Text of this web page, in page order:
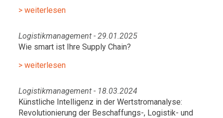
> weiterlesen
Logistikmanagement - 29.01.2025
Wie smart ist Ihre Supply Chain?
> weiterlesen
Logistikmanagement - 18.03.2024
Künstliche Intelligenz in der Wertstromanalyse:
Revolutionierung der Beschaffungs-, Logistik- und